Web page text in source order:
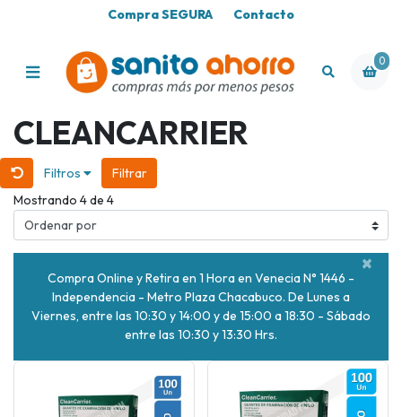
Compra SEGURA Contacto
0
CLEANCARRIER
Filtros
Filtrar
Mostrando 4 de 4
Compra Online y Retira en 1 Hora en Venecia N° 1446 -
Independencia - Metro Plaza Chacabuco. De Lunes a
Viernes, entre las 10:30 y 14:00 y de 15:00 a 18:30 - Sábado
entre las 10:30 y 13:30 Hrs.
×